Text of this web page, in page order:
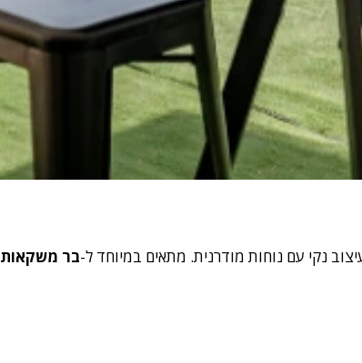
נקי עם נוחות מודרנית. מתאים במיוחד ל-בר משקאות